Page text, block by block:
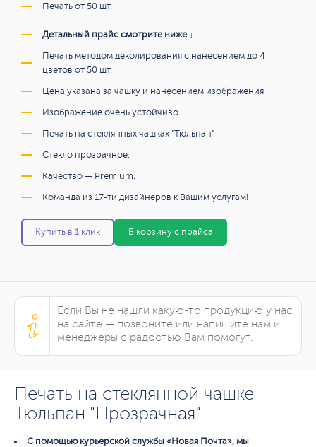
Печать от 50 шт.
Детальный прайс смотрите ниже ↓
Печать методом деколирования с нанесением до 4
цветов от 50 шт.
Цена указана за чашку и нанесением изображения.
Изображение очень устойчиво.
Печать на стеклянных чашках "Тюльпан".
Стекло прозрачное.
Качество — Premium.
Команда из 17-ти дизайнеров к Вашим услугам!
Купить в 1 клик В корзину с прайса
Если Вы не нашли какую-то продукцию у нас
на сайте — позвоните или напишите нам и
менеджеры с радостью Вам помогут.
Печать на стеклянной чашке
Тюльпан "Прозрачная"
С помощью курьерской службы «Новая Почта», мы